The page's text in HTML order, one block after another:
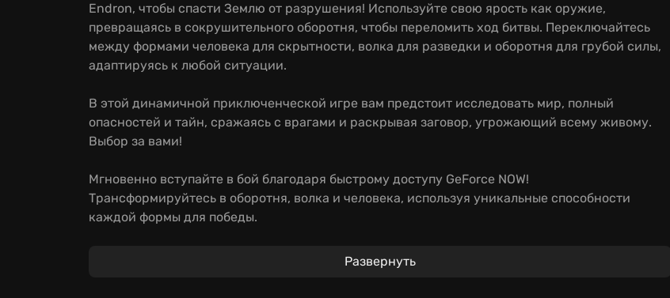
Endron, чтобы спасти Землю от разрушения! Используйте свою ярость как оружие,
превращаясь в сокрушительного оборотня, чтобы переломить ход битвы. Переключайтесь
между формами человека для скрытности, волка для разведки и оборотня для грубой силы,
адаптируясь к любой ситуации.
В этой динамичной приключенческой игре вам предстоит исследовать мир, полный
опасностей и тайн, сражаясь с врагами и раскрывая заговор, угрожающий всему живому.
Выбор за вами!
Мгновенно вступайте в бой благодаря быстрому доступу GeForce NOW!
Трансформируйтесь в оборотня, волка и человека, используя уникальные способности
каждой формы для победы.
Развернуть